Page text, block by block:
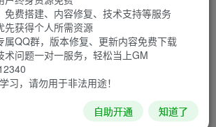
会也对美国发动了全面进攻。
免费搭建、内容修复、技术支持等服务
先获得个人所需资源
属QQ群，版本修复、更新内容免费下载
术问题一对一服务，轻松当上GM
习，请勿用于非法用途！
自助开通 知道了